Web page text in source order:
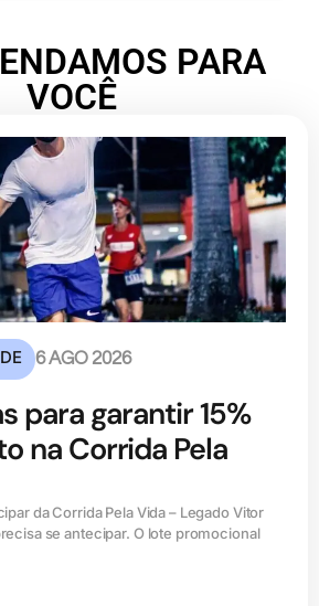
PARA
VOCÊ
6 AGO 2026
para garantir 15%
na Corrida Pela
da Corrida Pela Vida – Legado Vitor
se antecipar. O lote promocional